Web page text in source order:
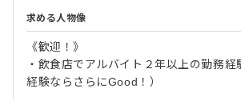
求める人物像
《歓迎！》
・飲食店でアルバイト２年以上の勤務経
経験ならさらにGood！）